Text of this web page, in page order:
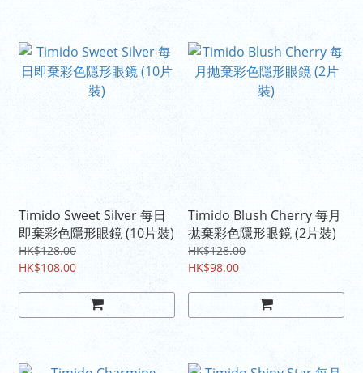
Timido Sweet Silver 每日
即棄彩色隱形眼鏡 (10片裝)
HK$128.00
HK$108.00
Timido Blush Cherry 每月
拋棄彩色隱形眼鏡 (2片裝)
HK$128.00
HK$98.00